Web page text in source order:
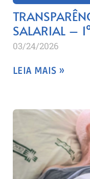
SALARIAL –
03/24/2026
LEIA MAIS »